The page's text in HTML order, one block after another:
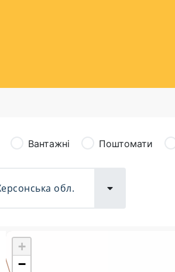
Вантажні Поштомати
+
−